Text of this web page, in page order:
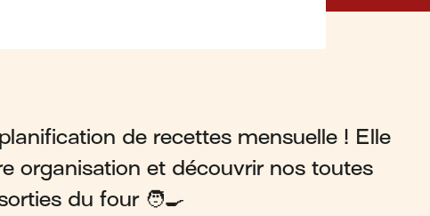
de recettes mensuelle ! Elle
organisation et découvrir nos toutes
du four 🧑‍🍳